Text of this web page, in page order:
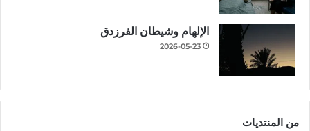
الإلهام وشيطان الفرزدق
2026-05-23
من المنتديات